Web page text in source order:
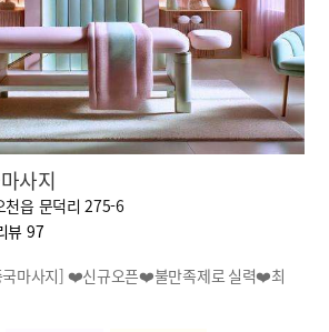
사지
천읍 문덕리 275-6
뷰 97
국마사지] ❤️신규오픈❤️불만족제로 실력❤️최